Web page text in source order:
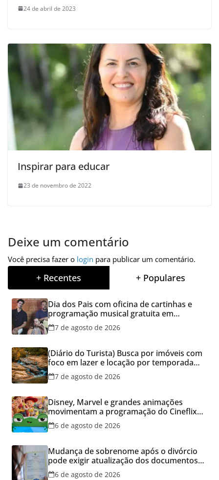
24 de abril de 2023
Inspirar para educar
23 de novembro de 2022
Deixe um comentário
Você precisa fazer o login para publicar um comentário.
+ Recentes + Populares
Dia dos Pais com oficina de cartinhas e
programação musical gratuita em
Aparecida de Goiânia
7 de agosto de 2026
(Diário do Turista) Busca por imóveis com
foco em lazer e locação por temporada
cresce no Brasil
7 de agosto de 2026
Disney, Marvel e grandes animações
movimentam a programação do Cineflix
do Aparecida Shopping
6 de agosto de 2026
Mudança de sobrenome após o divórcio
pode exigir atualização dos documentos
dos filhos para evitar transtornos
6 de agosto de 2026